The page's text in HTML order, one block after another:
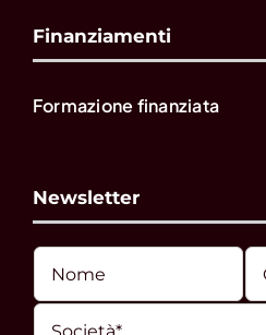
Finanziamenti
Formazione finanziata
Newsletter